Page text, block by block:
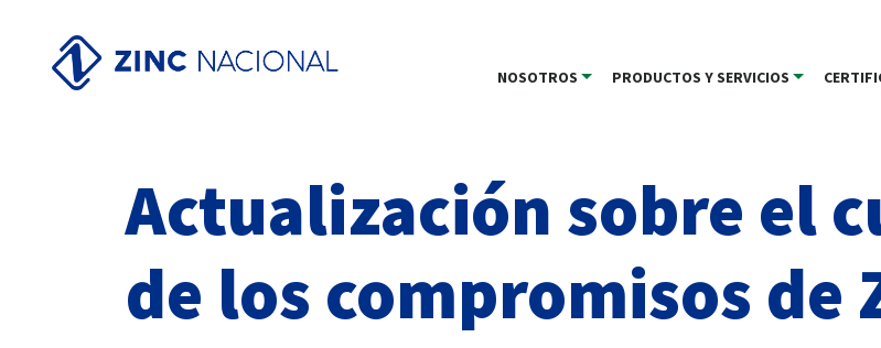
NOSOTROS
PRODUCTOS Y SERVICIOS
Actualización sobre el
de los compromisos de